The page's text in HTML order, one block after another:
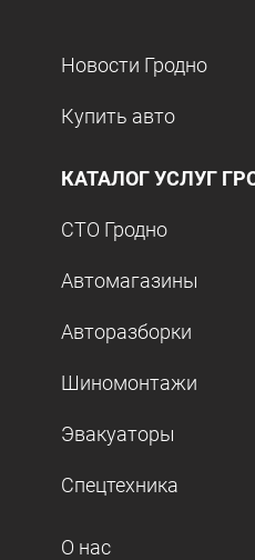
Новости Гродно
Купить авто
КАТАЛОГ УСЛУГ
СТО Гродно
Автомагазины
Авторазборки
Шиномонтажи
Эвакуаторы
Спецтехника
О нас